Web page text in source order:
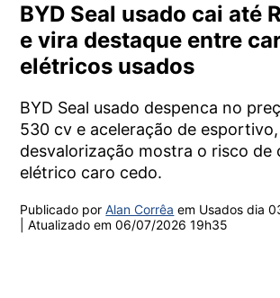
BYD Seal usado cai até
e vira destaque entre
elétricos usados
BYD Seal usado despenca no
530 cv e aceleração de
desvalorização mostra o risco de
elétrico caro cedo.
Publicado porAlan Corrêa em Usados dia
| Atualizado em06/07/2026 19h35